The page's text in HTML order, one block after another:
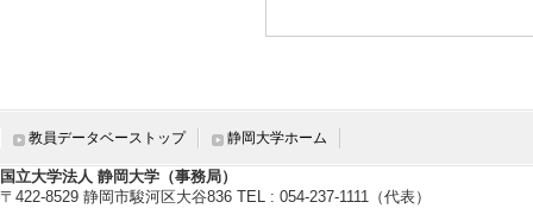
教員データベーストップ 静岡大学ホーム
国立大学法人 静岡大学（事務局）
〒422-8529 静岡市駿河区大谷836 TEL : 054-237-1111（代表）